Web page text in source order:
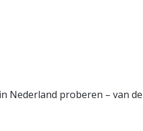
Nederland proberen – van